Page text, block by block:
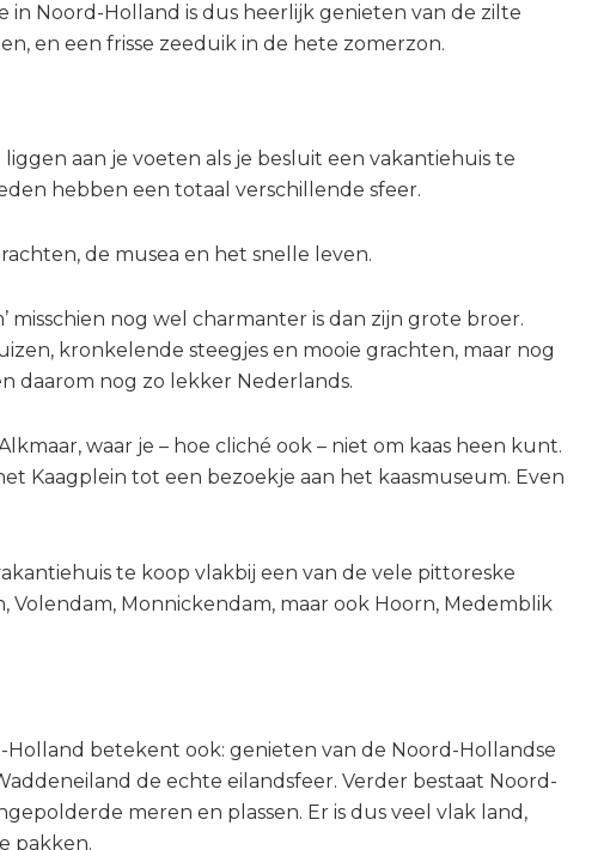
in Noord-Holland is dus heerlijk genieten van de zilte
en een frisse zeeduik in de hete zomerzon.
aan je voeten als je besluit een vakantiehuis te
hebben een totaal verschillende sfeer.
de musea en het snelle leven.
misschien nog wel charmanter is dan zijn grote broer.
kronkelende steegjes en mooie grachten, maar nog
daarom nog zo lekker Nederlands.
waar je – hoe cliché ook – niet om kaas heen kunt.
Kaagplein tot een bezoekje aan het kaasmuseum. Even
te koop vlakbij een van de vele pittoreske
Volendam, Monnickendam, maar ook Hoorn, Medemblik
Holland betekent ook: genieten van de Noord-Hollandse
de echte eilandsfeer. Verder bestaat Noord-
meren en plassen. Er is dus veel vlak land,
pakken.